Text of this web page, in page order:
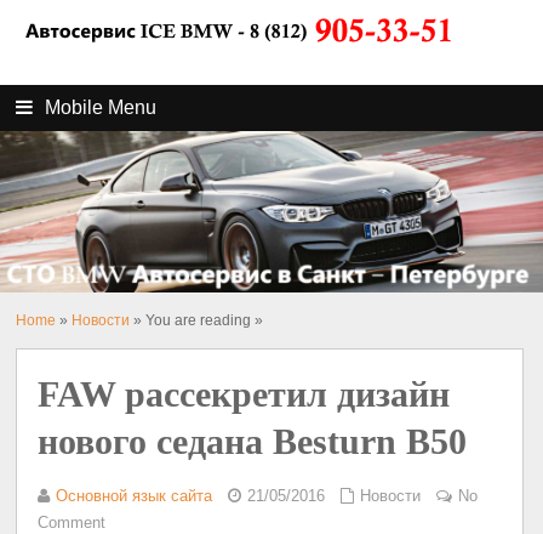
Mobile Menu
Home » Новости » You are reading »
FAW рассекретил дизайн
нового седана Besturn B50
Основной язык сайта 21/05/2016 Новости
No
Comment